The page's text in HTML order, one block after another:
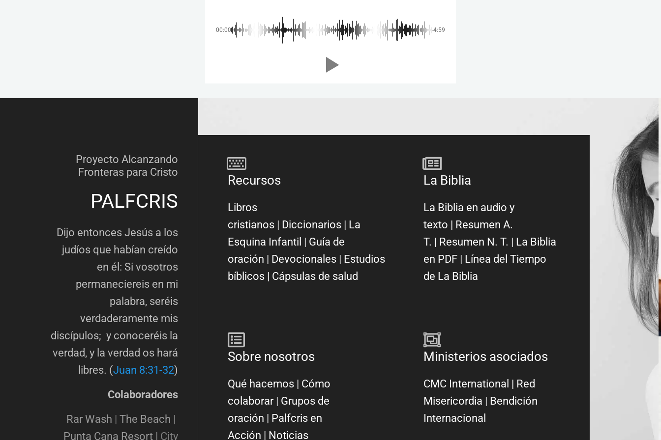
00:00 -4:59
Proyecto Alcanzando
Fronteras para Cristo
PALFCRIS
Dijo entonces Jesús a los
judíos que habían creído
en él: Si vosotros
permaneciereis en mi
palabra, seréis
verdaderamente mis
discípulos; y conoceréis la
verdad, y la verdad os hará
libres. (Juan 8:31-32)
Colaboradores
Rar Wash
The Beach
Punta Cana Resort| City
Recursos
Libros
cristianos| Diccionarios| La
Esquina Infantil | Guía de
oración | Devocionales| Estudios
bíblicos| Cápsulas de salud
La Biblia
La Biblia en audio y
texto | Resumen A.
T. | Resumen N. T. | La Biblia
en PDF| Línea del Tiempo
de La Biblia
Sobre nosotros
Qué hacemos| Cómo
colaborar| Grupos de
oración | Palfcris en
Acción | Noticias
Ministerios asociados
CMC International | Red
Misericordia | Bendición
Internacional